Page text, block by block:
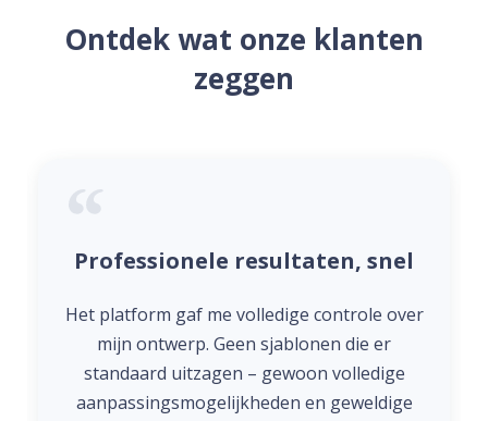
Ontdek wat onze klanten
zeggen
Professionele resultaten, snel
Het platform gaf me volledige controle over
mijn ontwerp. Geen sjablonen die er
standaard uitzagen – gewoon volledige
aanpassingsmogelijkheden en geweldige